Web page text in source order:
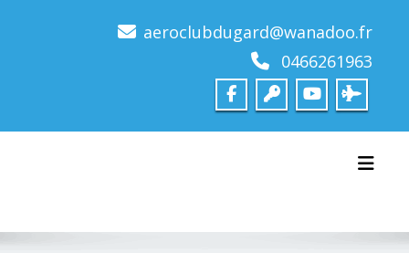
aeroclubdugard@wanadoo.fr
0466261963